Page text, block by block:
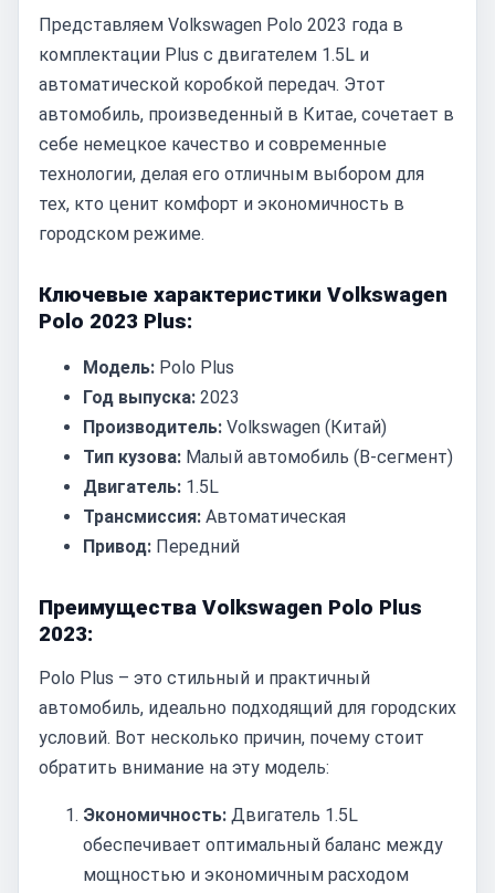
Представляем Volkswagen Polo 2023 года в
комплектации Plus с двигателем 1.5L и
автоматической коробкой передач. Этот
автомобиль, произведенный в Китае, сочетает в
себе немецкое качество и современные
технологии, делая его отличным выбором для
тех, кто ценит комфорт и экономичность в
городском режиме.
Ключевые характеристики Volkswagen
Polo 2023 Plus:
Модель: Polo Plus
Год выпуска: 2023
Производитель: Volkswagen (Китай)
Тип кузова: Малый автомобиль (B-сегмент)
Двигатель: 1.5L
Трансмиссия: Автоматическая
Привод: Передний
Преимущества Volkswagen Polo Plus
2023:
Polo Plus – это стильный и практичный
автомобиль, идеально подходящий для городских
условий. Вот несколько причин, почему стоит
обратить внимание на эту модель:
Экономичность: Двигатель 1.5L
обеспечивает оптимальный баланс между
мощностью и экономичным расходом